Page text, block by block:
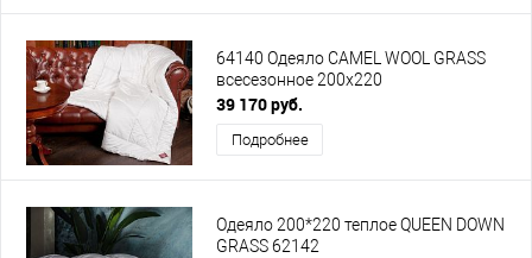
64140 Одеяло CAMEL WOOL GRASS
всесезонное 200х220
39 170 руб.
Подробнее
Одеяло 200*220 теплое QUEEN DOWN
GRASS 62142